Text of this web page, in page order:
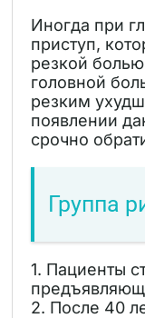
Иногда при
приступ,
резкой
головной
резким
появлении
срочно
Группа
1. Пациенты
2. После 40